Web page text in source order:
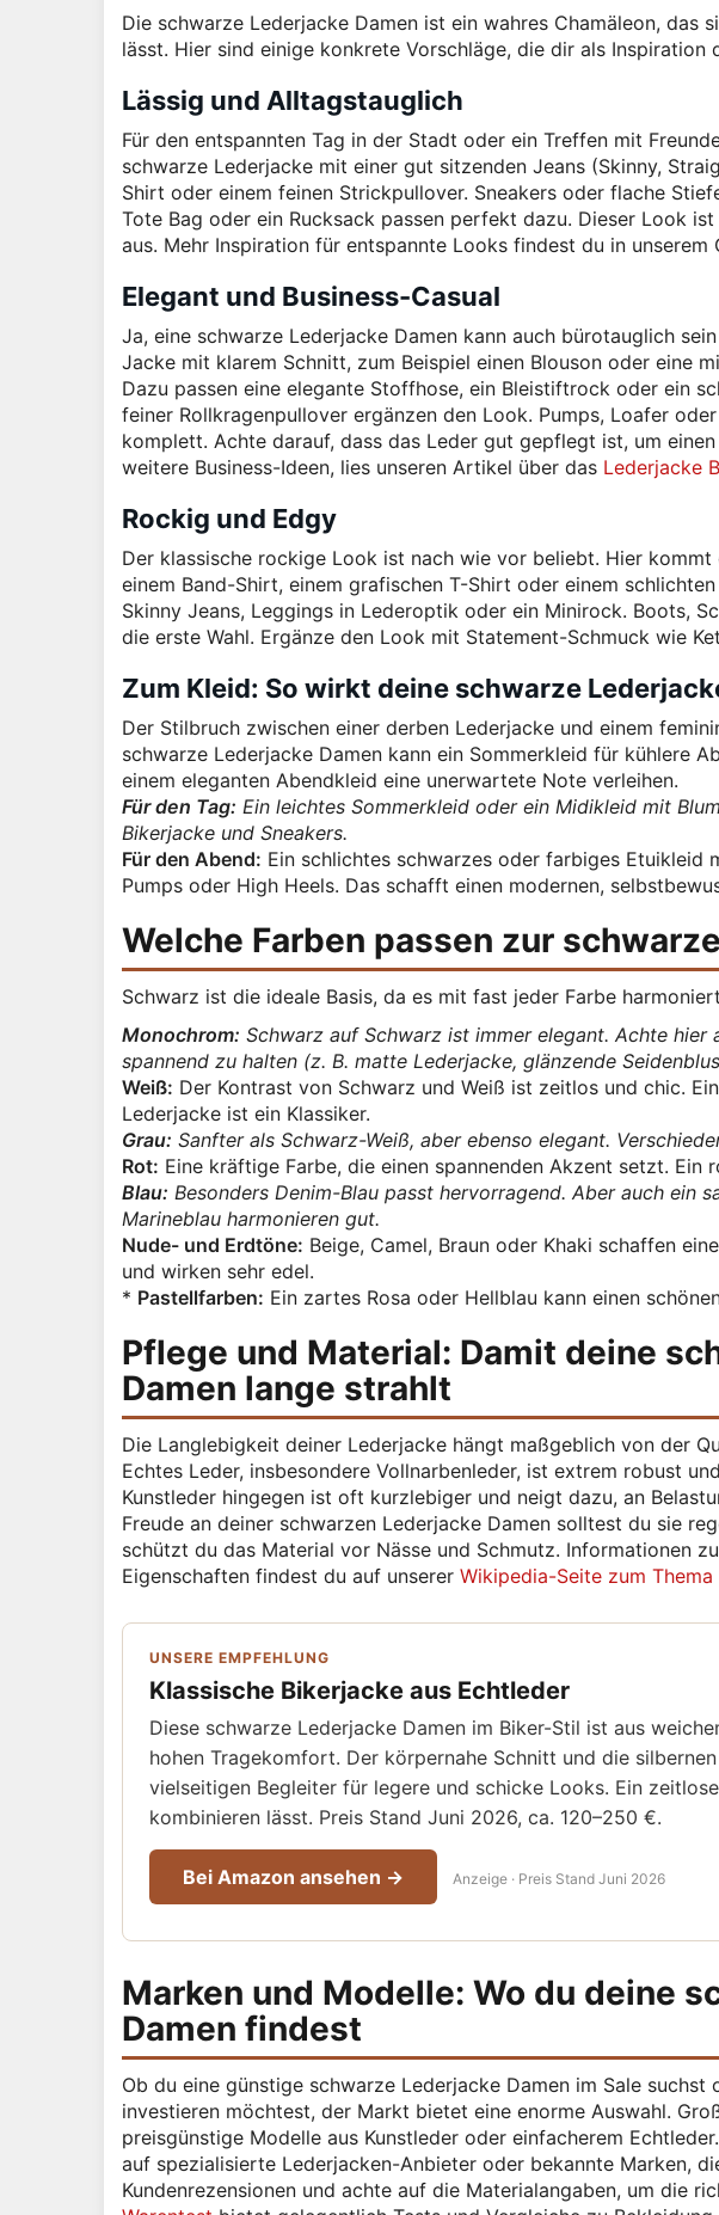
Die schwarze Lederjacke Damen ist ein wahres Chamäleon, das
lässt. Hier sind einige konkrete Vorschläge, die dir als Inspiration
Lässig und Alltagstauglich
Für den entspannten Tag in der Stadt oder ein Treffen mit
schwarze Lederjacke mit einer gut sitzenden Jeans (Skinny,
Shirt oder einem feinen Strickpullover. Sneakers oder flache
Tote Bag oder ein Rucksack passen perfekt dazu. Dieser Look
aus. Mehr Inspiration für entspannte Looks findest du in unserem
Elegant und Business-Casual
Ja, eine schwarze Lederjacke Damen kann auch bürotauglich
Jacke mit klarem Schnitt, zum Beispiel einen Blouson oder eine
Dazu passen eine elegante Stoffhose, ein Bleistiftrock oder ein
feiner Rollkragenpullover ergänzen den Look. Pumps, Loafer
komplett. Achte darauf, dass das Leder gut gepflegt ist, um
weitere Business-Ideen, lies unseren Artikel über das Lederjacke
Rockig und Edgy
Der klassische rockige Look ist nach wie vor beliebt. Hier
einem Band-Shirt, einem grafischen T-Shirt oder einem
Skinny Jeans, Leggings in Lederoptik oder ein Minirock. Boots,
die erste Wahl. Ergänze den Look mit Statement-Schmuck wie
Zum Kleid: So wirkt deine schwarze
Der Stilbruch zwischen einer derben Lederjacke und einem
schwarze Lederjacke Damen kann ein Sommerkleid für kühlere
einem eleganten Abendkleid eine unerwartete Note verleihen.
Für den Tag: Ein leichtes Sommerkleid oder ein Midikleid mit
Bikerjacke und Sneakers.
Für den Abend: Ein schlichtes schwarzes oder farbiges Etuikleid
Pumps oder High Heels. Das schafft einen modernen,
Welche Farben passen zur
Schwarz ist die ideale Basis, da es mit fast jeder Farbe
Monochrom: Schwarz auf Schwarz ist immer elegant. Achte hier
spannend zu halten (z. B. matte Lederjacke, glänzende
Weiß: Der Kontrast von Schwarz und Weiß ist zeitlos und chic.
Lederjacke ist ein Klassiker.
Grau: Sanfter als Schwarz-Weiß, aber ebenso elegant.
Rot: Eine kräftige Farbe, die einen spannenden Akzent setzt.
Blau: Besonders Denim-Blau passt hervorragend. Aber auch ein
Marineblau harmonieren gut.
Nude- und Erdtöne: Beige, Camel, Braun oder Khaki schaffen
und wirken sehr edel.
* Pastellfarben: Ein zartes Rosa oder Hellblau kann einen
Pflege und Material: Damit deine
Damen lange strahlt
Die Langlebigkeit deiner Lederjacke hängt maßgeblich von der
Echtes Leder, insbesondere Vollnarbenleder, ist extrem robust
Kunstleder hingegen ist oft kurzlebiger und neigt dazu, an
Freude an deiner schwarzen Lederjacke Damen solltest du sie
schützt du das Material vor Nässe und Schmutz. Informationen
Eigenschaften findest du auf unserer Wikipedia-Seite zum Thema
UNSERE EMPFEHLUNG
Klassische Bikerjacke aus Echtleder
Diese schwarze Lederjacke Damen im Biker-Stil ist aus
hohen Tragekomfort. Der körpernahe Schnitt und die
vielseitigen Begleiter für legere und schicke Looks. Ein
kombinieren lässt. Preis Stand Juni 2026, ca. 120–250 €.
Bei Amazon ansehen → Anzeige · Preis Stand Juni 2026
Marken und Modelle: Wo du deine
Damen findest
Ob du eine günstige schwarze Lederjacke Damen im Sale
investieren möchtest, der Markt bietet eine enorme Auswahl.
preisgünstige Modelle aus Kunstleder oder einfacherem
auf spezialisierte Lederjacken-Anbieter oder bekannte Marken,
Kundenrezensionen und achte auf die Materialangaben, um die